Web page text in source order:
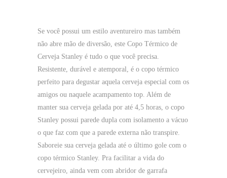
Se você possui um estilo aventureiro mas também
não abre mão de diversão, este Copo Térmico de
Cerveja Stanley é tudo o que você precisa.
Resistente, durável e atemporal, é o copo térmico
perfeito para degustar aquela cerveja especial com os
amigos ou naquele acampamento top. Além de
manter sua cerveja gelada por até 4,5 horas, o copo
Stanley possui parede dupla com isolamento a vácuo
o que faz com que a parede externa não transpire.
Saboreie sua cerveja gelada até o último gole com o
copo térmico Stanley. Pra facilitar a vida do
cervejeiro, ainda vem com abridor de garrafa